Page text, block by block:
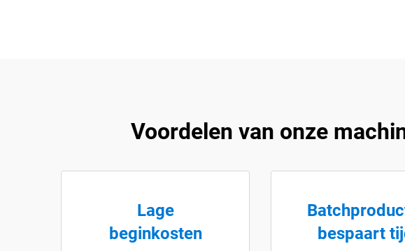
Voordelen van onze
Lage
beginkosten
bespaart